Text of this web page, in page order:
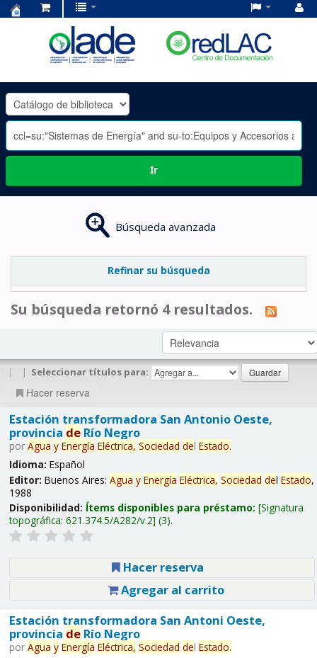
OLADE
-
Ir
Búsqueda avanzada
Refinar su búsqueda
Su búsqueda retornó 4 resultados.
| | Seleccionar títulos para:
Hacer reserva
Estación transformadora San Antonio Oeste,
provincia deRío Negro
por Agua y Energía Eléctrica, Sociedad del Estado.
Idioma: Español
Editor: Buenos Aires: Agua y Energía Eléctrica, Sociedad del Estado,
1988
Disponibilidad: Ítems disponibles para préstamo: Signatura
topográfica: 621.374.5/A282/v.2 (3).
Hacer reserva
Agregar al carrito
Estación transformadora San Antoni Oeste,
provincia deRío Negro
por Agua y Energía Eléctrica, Sociedad del Estado.